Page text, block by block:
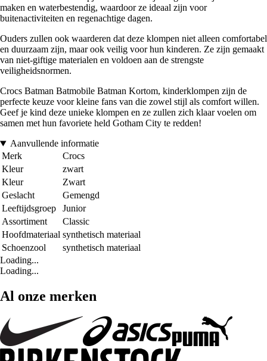
maken en waterbestendig, waardoor ze ideaal zijn voor
buitenactiviteiten en regenachtige dagen.
Ouders zullen ook waarderen dat deze klompen niet alleen comfortabel
en duurzaam zijn, maar ook veilig voor hun kinderen. Ze zijn gemaakt
van niet-giftige materialen en voldoen aan de strengste
veiligheidsnormen.
Crocs Batman Batmobile Batman Kortom, kinderklompen zijn de
perfecte keuze voor kleine fans van die zowel stijl als comfort willen.
Geef je kind deze unieke klompen en ze zullen zich klaar voelen om
samen met hun favoriete held Gotham City te redden!
Aanvullende informatie
Merk
Crocs
Kleur
zwart
Kleur
Zwart
Geslacht
Gemengd
Leeftijdsgroep
Junior
Assortiment
Classic
Hoofdmateriaal synthetisch materiaal
Schoenzool
synthetisch materiaal
Loading...
Loading...
Al onze merken